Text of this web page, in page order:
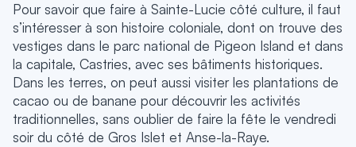
Pour savoir que faire à Sainte-Lucie côté culture, il faut
s’intéresser à son histoire coloniale, dont on trouve des
vestiges dans le parc national de Pigeon Island et dans
la capitale, Castries, avec ses bâtiments historiques.
Dans les terres, on peut aussi visiter les plantations de
cacao ou de banane pour découvrir les activités
traditionnelles, sans oublier de faire la fête le vendredi
soir du côté de Gros Islet et Anse-la-Raye.